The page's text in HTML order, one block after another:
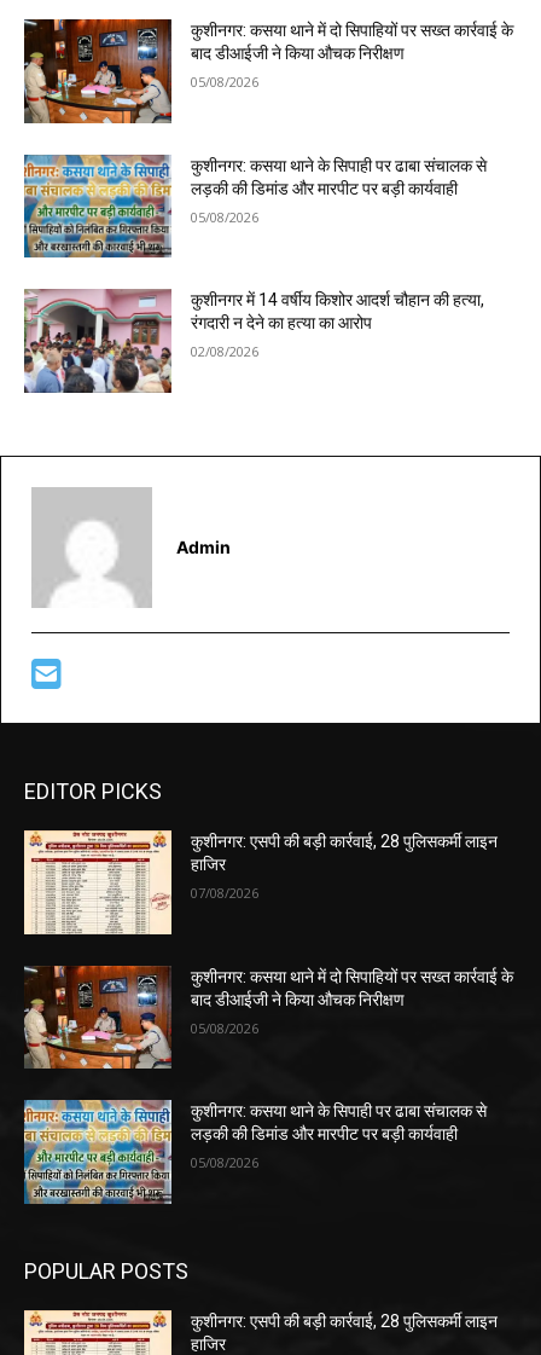
कुशीनगर: कसया थाने में दो सिपाहियों पर सख्त कार्रवाई के
बाद डीआईजी ने किया औचक निरीक्षण
05/08/2026
कुशीनगर: कसया थाने के सिपाही पर ढाबा संचालक से
लड़की की डिमांड और मारपीट पर बड़ी कार्यवाही
05/08/2026
कुशीनगर में 14 वर्षीय किशोर आदर्श चौहान की हत्या,
रंगदारी न देने का हत्या का आरोप
02/08/2026
Admin
EDITOR PICKS
कुशीनगर: एसपी की बड़ी कार्रवाई, 28 पुलिसकर्मी लाइन
हाजिर
07/08/2026
कुशीनगर: कसया थाने में दो सिपाहियों पर सख्त कार्रवाई के
बाद डीआईजी ने किया औचक निरीक्षण
05/08/2026
कुशीनगर: कसया थाने के सिपाही पर ढाबा संचालक से
लड़की की डिमांड और मारपीट पर बड़ी कार्यवाही
05/08/2026
POPULAR POSTS
कुशीनगर: एसपी की बड़ी कार्रवाई, 28 पुलिसकर्मी लाइन
हाजिर